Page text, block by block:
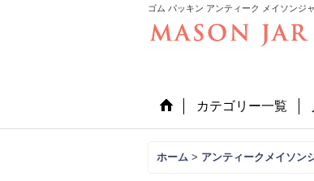
ゴム パッキン アンティーク メイソンジ
カテゴリー一覧
ホーム > アンティークメイソン